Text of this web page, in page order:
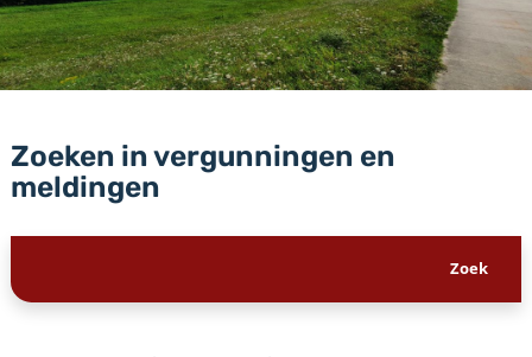
Zoeken in vergunningen en
meldingen